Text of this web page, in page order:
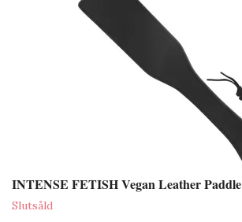
INTENSE FETISH Vegan Leather Paddle
Slutsåld